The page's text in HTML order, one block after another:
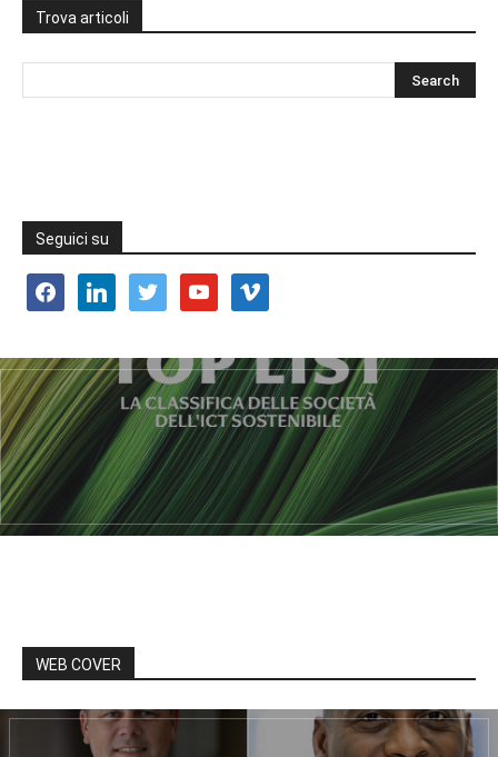
Trova articoli
Seguici su
facebooklinkedin twitter youtube vimeo
WEB COVER